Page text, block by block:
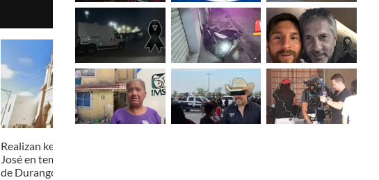
Realizan kermés en honor a San
José en templo de la Zona Centro
de Durango